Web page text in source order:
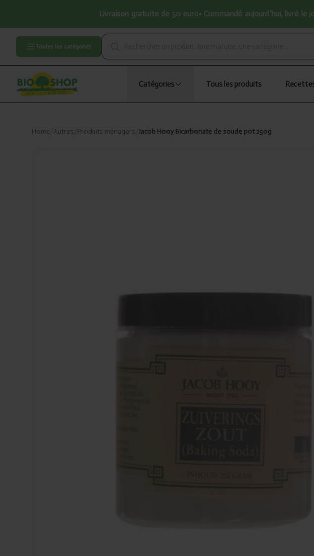
Livraison gratuite de 50 euro• Commandé aujourd’hui, livré
Toutes les catégories
Catégories Tous les produits
Home Autres Produits ménagers Jacob Hooy Bicarbonate de soude pot 250g